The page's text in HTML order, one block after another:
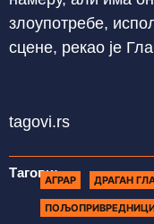
злоупотребе,
сцене, рекао је
tagovi.rs
Тагови:АГРАР ДРАГАН